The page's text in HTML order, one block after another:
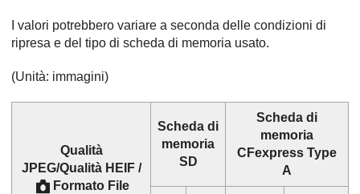
I valori potrebbero variare a seconda delle condizioni di
ripresa e del tipo di scheda di memoria usato.
(Unità: immagini)
Qualità
JPEG/Qualità HEIF /
Formato File
Scheda di
memoria
SD
Scheda di
memoria
CFexpress Type
A